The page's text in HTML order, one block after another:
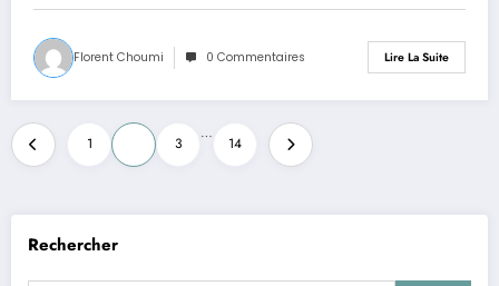
Florent Choumi 0 Commentaires Lire La Suite
Pagination
des
publications
1 3
…
14
Rechercher